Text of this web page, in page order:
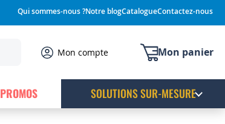
Qui sommes-nous ?Notre blogCatalogueContactez-nous
Mon panier
Mon compte
PROMOS SOLUTIONS SUR-MESURE